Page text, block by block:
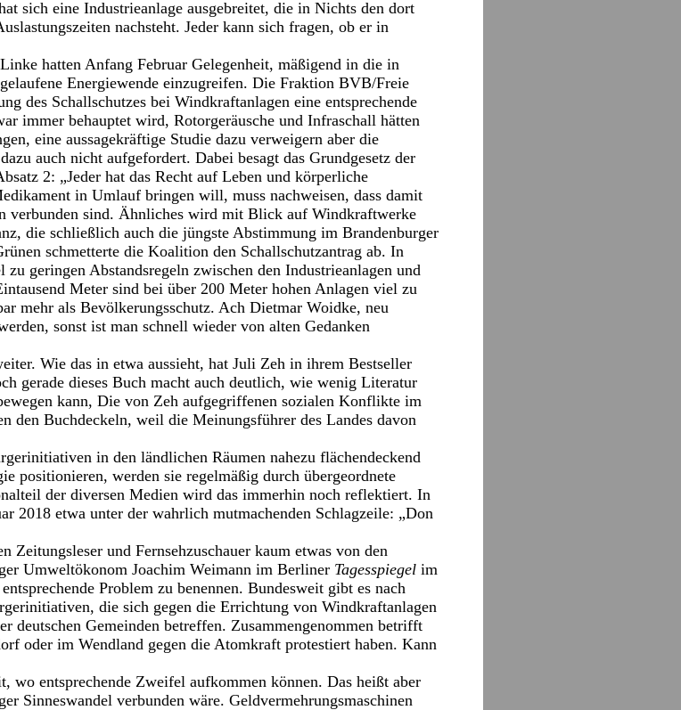
sich eine Industrieanlage ausgebreitet, die in Nichts den dort
nachsteht. Jeder kann sich fragen, ob er in
hatten Anfang Februar Gelegenheit, mäßigend in die in
Energiewende einzugreifen. Die Fraktion BVB/Freie
des Schallschutzes bei Windkraftanlagen eine entsprechende
immer behauptet wird, Rotorgeräusche und Infraschall hätten
eine aussagekräftige Studie dazu verweigern aber die
auch nicht aufgefordert. Dabei besagt das Grundgesetz der
2: „Jeder hat das Recht auf Leben und körperliche
in Umlauf bringen will, muss nachweisen, dass damit
verbunden sind. Ähnliches wird mit Blick auf Windkraftwerke
die schließlich auch die jüngste Abstimmung im Brandenburger
schmetterte die Koalition den Schallschutzantrag ab. In
zu geringen Abstandsregeln zwischen den Industrieanlagen und
Meter sind bei über 200 Meter hohen Anlagen viel zu
mehr als Bevölkerungsschutz. Ach Dietmar Woidke, neu
sonst ist man schnell wieder von alten Gedanken
Wie das in etwa aussieht, hat Juli Zeh in ihrem Bestseller
gerade dieses Buch macht auch deutlich, wie wenig Literatur
kann, Die von Zeh aufgegriffenen sozialen Konflikte im
den Buchdeckeln, weil die Meinungsführer des Landes davon
in den ländlichen Räumen nahezu flächendeckend
positionieren, werden sie regelmäßig durch übergeordnete
der diversen Medien wird das immerhin noch reflektiert. In
2018 etwa unter der wahrlich mutmachenden Schlagzeile: „Don
und Fernsehzuschauer kaum etwas von den
Umweltökonom Joachim Weimann im Berliner Tagesspiegel im
Problem zu benennen. Bundesweit gibt es nach
die sich gegen die Errichtung von Windkraftanlagen
deutschen Gemeinden betreffen. Zusammengenommen betrifft
oder im Wendland gegen die Atomkraft protestiert haben. Kann
wo entsprechende Zweifel aufkommen können. Das heißt aber
Sinneswandel verbunden wäre. Geldvermehrungsmaschinen